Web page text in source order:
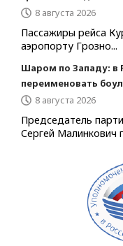
8 августа 2026
Пассажиры рейса
аэропорту Грозно...
Шаром по Западу: в
переименовать
8 августа 2026
Председатель
Сергей Малинкович